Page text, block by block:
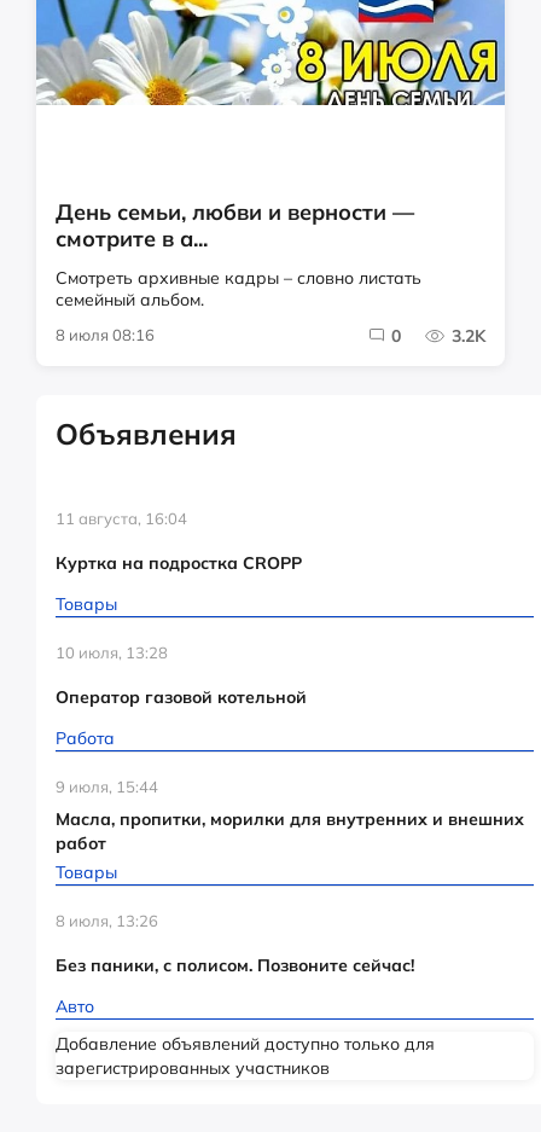
День семьи, любви и верности —
смотрите в а...
Смотреть архивные кадры – словно листать
семейный альбом.
8 июля 08:16 0 3.2K
Объявления
11 августа, 16:04
Куртка на подростка CROPP
Товары
10 июля, 13:28
Оператор газовой котельной
Работа
9 июля, 15:44
Масла, пропитки, морилки для внутренних и внешних
работ
Товары
8 июля, 13:26
Без паники, с полисом. Позвоните сейчас!
Авто
Добавление объявлений доступно только для
зарегистрированных участников